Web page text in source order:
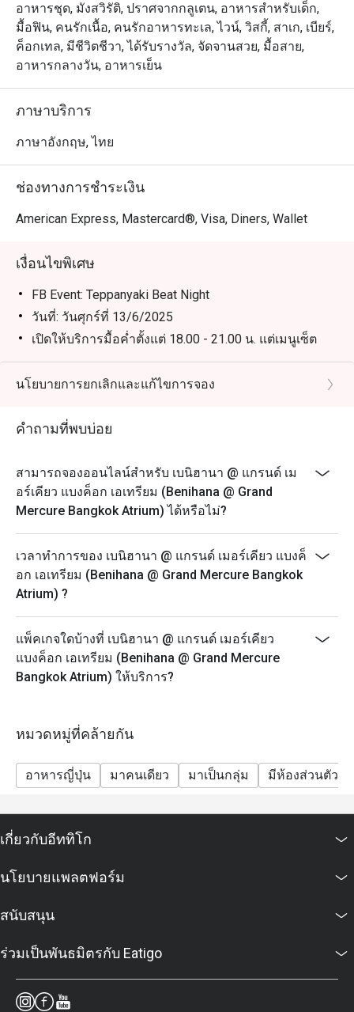
อาหารชุด, มังสวิรัติ, ปราศจากกลูเตน, อาหารสำหรับเด็ก,
มื้อฟิน, คนรักเนื้อ, คนรักอาหารทะเล, ไวน์, วิสกี้, สาเก, เบียร์,
ค็อกเทล, มีชีวิตชีวา, ได้รับรางวัล, จัดจานสวย, มื้อสาย,
อาหารกลางวัน, อาหารเย็น
ภาษาบริการ
ภาษาอังกฤษ, ไทย
ช่องทางการชำระเงิน
American Express, Mastercard®, Visa, Diners, Wallet
เงื่อนไขพิเศษ
FB Event: Teppanyaki Beat Night
วันที่: วันศุกร์ที่ 13/6/2025
เปิดให้บริการมื้อค่ำตั้งแต่ 18.00 - 21.00 น. แต่เมนูเซ็ต
และไวน์ฟรีโฟลว์จะเสิร์ฟในเวลา 1 ชั่วโมงครึ่ง
สถานที่: Benihana Restaurant (ชั้น 2)
โปรดทราบว่าราคาหลังหักส่วนลดแล้วจะมีค่าบริการ
* ร้านอาหารขอสงวนสิทธิ์ในการไม่อนุญาตให้นั่งร่วม
โต๊ะหากมีการจองตั้งแต่ 2 ขึ้นไป
* การจอง 1 ครั้งสามารถจองได้สูงสุด 4 ท่าน
ใช้เป็นส่วนลดได้
ส่วนลดไม่สามารถนำมาใช้กับโทมาฮอว์ก เนื้อญี่ปุ่น ชุด
คอมโบบางชุด เมนูชุด และบรันช์
เวลาเปิดทำการ: 12:00-21:00 น. (เมนูตามสั่ง)
นโยบายการยกเลิกและแก้ไขการจอง
คำถามที่พบบ่อย
สามารถจองออนไลน์สำหรับ เบนิฮานา @ แกรนด์ เม
อร์เคียว แบงค็อก เอเทรียม (Benihana @ Grand
Mercure Bangkok Atrium) ได้หรือไม่?
เวลาทำการของ เบนิฮานา @ แกรนด์ เมอร์เคียว แบงค็
อก เอเทรียม (Benihana @ Grand Mercure Bangkok
Atrium) ?
แพ็คเกจใดบ้างที่ เบนิฮานา @ แกรนด์ เมอร์เคียว
แบงค็อก เอเทรียม (Benihana @ Grand Mercure
Bangkok Atrium) ให้บริการ?
หมวดหมู่ที่คล้ายกัน
อาหารญี่ปุ่น มาคนเดียว มาเป็นกลุ่ม มีห้องส่วนตัว
เกี่ยวกับอีททิโก
นโยบายแพลตฟอร์ม
สนับสนุน
ร่วมเป็นพันธมิตรกับ Eatigo